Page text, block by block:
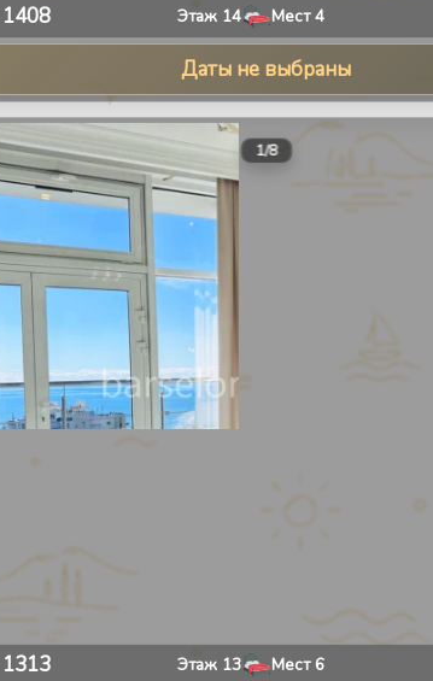
1408 Этаж 14 Мест4
Даты не выбраны
1/8
1313 Этаж 13 Мест 6